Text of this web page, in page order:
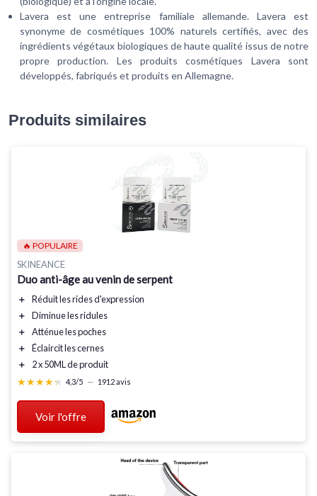
Lavera est une entreprise familiale allemande. Lavera est
synonyme de cosmétiques 100% naturels certifiés, avec des
ingrédients végétaux biologiques de haute qualité issus de notre
propre production. Les produits cosmétiques Lavera sont
développés, fabriqués et produits en Allemagne.
Produits similaires
🔥 POPULAIRE
SKINEANCE
Duo anti-âge au venin de serpent
＋ Réduitles rides d'expression
＋
Diminueles ridules
＋
Atténueles poches
＋
Éclaircitles cernes
＋
2 x 50MLde produit
★★★★★
★★★★★ 4,3/5 — 1912 avis
Voir l'offre